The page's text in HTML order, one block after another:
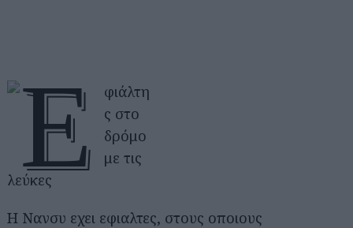
Η Νανσυ εχει εφιαλτες, στους οποιους